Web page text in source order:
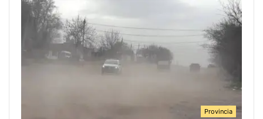
Provincia